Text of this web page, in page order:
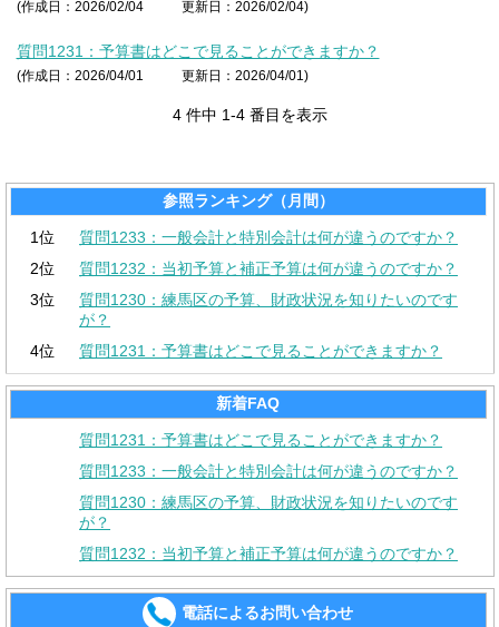
(作成日：2026/02/04 更新日：2026/02/04)
質問1231：予算書はどこで見ることができますか？
(作成日：2026/04/01 更新日：2026/04/01)
4 件中 1-4 番目を表示
参照ランキング（月間）
1位
質問1233：一般会計と特別会計は何が違うのですか？
2位
質問1232：当初予算と補正予算は何が違うのですか？
3位
質問1230：練馬区の予算、財政状況を知りたいのです
が？
4位
質問1231：予算書はどこで見ることができますか？
新着FAQ
質問1231：予算書はどこで見ることができますか？
質問1233：一般会計と特別会計は何が違うのですか？
質問1230：練馬区の予算、財政状況を知りたいのです
が？
質問1232：当初予算と補正予算は何が違うのですか？
電話によるお問い合わせ